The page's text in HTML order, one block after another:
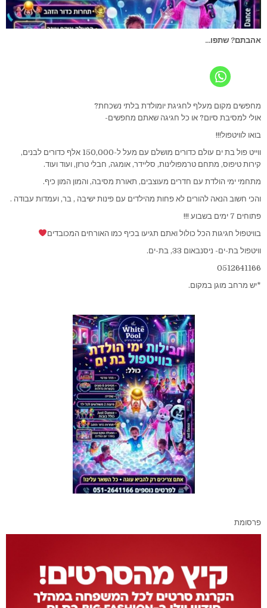
אהבתם? שתפו...
מחפשים מקום מעלף לחגיגת יומולדת בלתי נשכחת?
אולי למסיבת סיום? או כל חגיגה שאתם מחפשים-
בואו לוויטפול!!!
ווייט פול בת ים עולם כדורים מושלם עם מעל ל-150,000 אלף כדורים לבנים,
קירות טיפוס, מתחם טרמפולינות, סליידר, אומגה, חבלי טרזן, ועוד ועוד.
מתחמי ימי הולדת עם חדרים מעוצבים, תאורת מסיבה, והמון המון כיף.
והכי חשוב הנאה להורים לא פחות מהילדים עם פינות ישיבה , בר, ועמדות עבודה .
פתוחים 7 ימים בשבוע !!!
בוויטפול חגיגות הכל כולול ואתם תגיעו בכיף כמו האורחים המכובדים
וויטפול בת-ים- ניסנבאום 33, בת-ים.
0512641166
*יש מרחב מוגן במקום.
פרסומת